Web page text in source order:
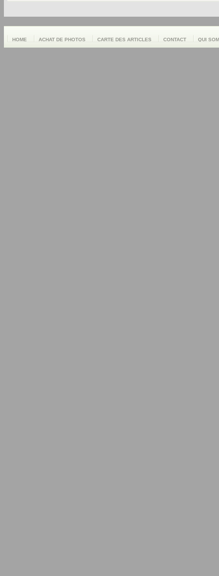
HOME ACHAT DE PHOTOS CARTE DES ARTICLES CONTACT QUI